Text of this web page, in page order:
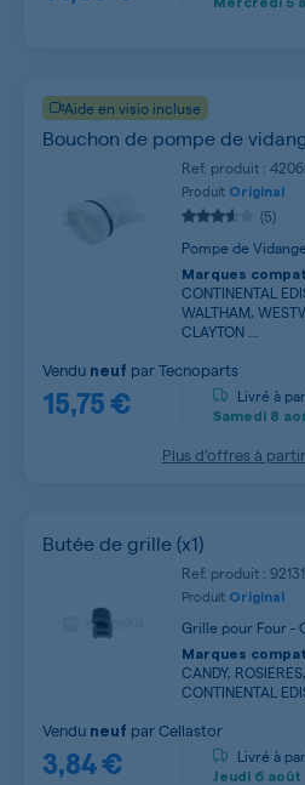
Aide en visio incluse
Bouchon de pompe de
Ref. produit :
Produit Original
(5)
Pompe de
Marques
CONTINENTAL
WALTHAM,
CLAYTON ...
15,75 €
Vendu neuf parTecnoparts
Livré à
Samedi 8
Plus d’offres à
Butée de grille (x1)
Ref. produit :
Produit Original
Grille pour Four -
Marques
CANDY,
CONTINENTAL
3,84 €
Vendu neuf parCellastor
Livré à
Jeudi 6 août